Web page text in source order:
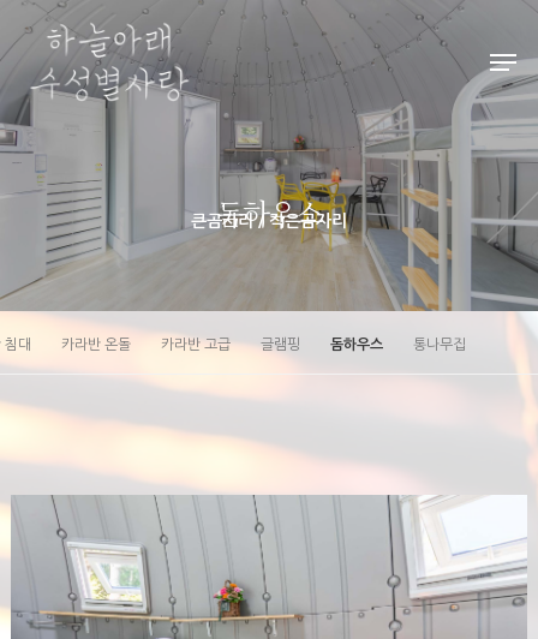
Hit enter to search or ESC to close
돔하우스
큰곰자리 / 작은곰자리
침대 카라반 온돌 카라반 고급 글램핑 돔하우스 통나무집